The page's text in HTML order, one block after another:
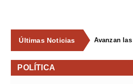
Últimas Noticias
POLÍTICA